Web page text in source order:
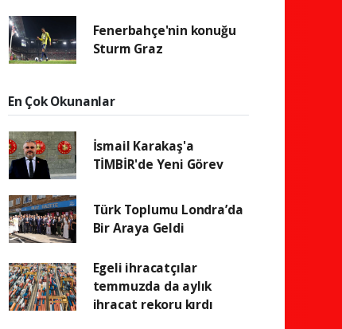
Fenerbahçe'nin konuğu
Sturm Graz
En Çok Okunanlar
İsmail Karakaş'a
TİMBİR'de Yeni Görev
Türk Toplumu Londra’da
Bir Araya Geldi
Egeli ihracatçılar
temmuzda da aylık
ihracat rekoru kırdı